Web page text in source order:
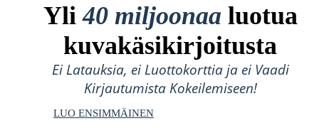
Yli40 miljoonaa luotua
kuvakäsikirjoitusta
Ei Latauksia, ei Luottokorttia ja ei Vaadi
Kirjautumista Kokeilemiseen!
LUO ENSIMMÄINEN